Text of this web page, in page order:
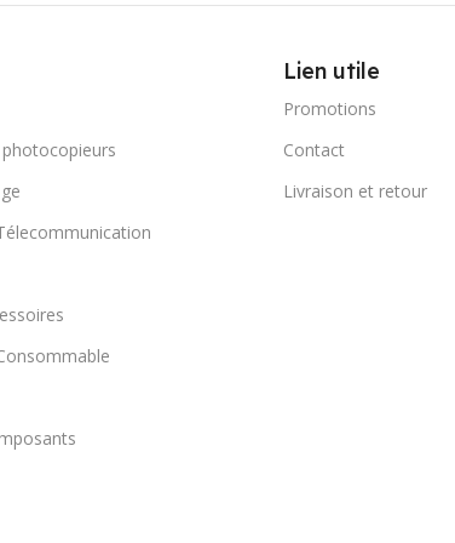
Lien utile
Promotions
Contact
Livraison et retour